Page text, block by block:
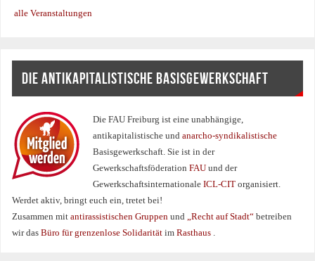
alle Veranstaltungen
DIE ANTIKAPITALISTISCHE BASISGEWERKSCHAFT
Die FAU Freiburg ist eine un­abhängige,
antikapitalistische undanarcho-syndikalistische
Basisgewerkschaft. Sie ist in der
GewerkschaftsföderationFAUund der
Gewerkschaftsinternationale ICL-CITorganisiert.
Werdet aktiv, bringt euch ein, tretet bei!
Zusammen mitantirassistischen Gruppenund „Recht auf Stadt“betreiben
wir dasBüro für grenzenlose SolidaritätimRasthaus